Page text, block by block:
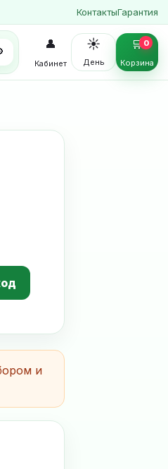
КонтактыГарантия
👤
Кабинет
☀️
День
🛒
Корзина
0
и